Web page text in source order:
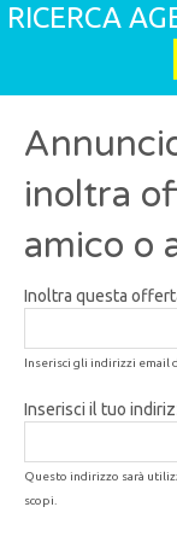
RICERCA
inoltra
amico o
Inoltra questa
Inserisci gli indirizzi email
Inserisci il tuo
Questo indirizzo sarà
scopi.